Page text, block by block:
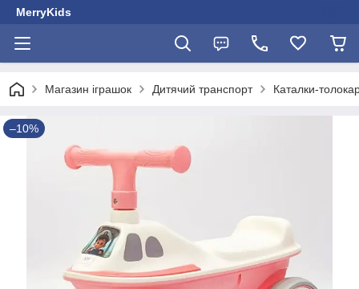
MerryKids
Магазин іграшок Дитячий транспорт Каталки-
–10%